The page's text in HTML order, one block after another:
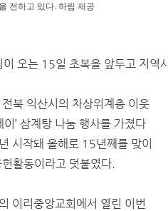
전하고 있다. 하림 제공
이 오는 15일 초복을 앞두고 지역
북 익산시의 차상위계층 이웃
이’ 삼계탕 나눔 행사를 가졌다
시작돼 올해로 15년째를 맞이
활동이라고 덧붙였다.
이리중앙교회에서 열린 이번